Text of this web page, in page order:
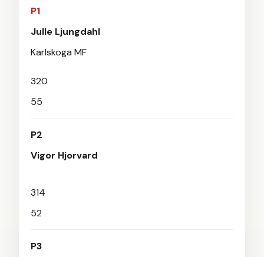
P1
Julle Ljungdahl
Karlskoga MF
320
55
P2
Vigor Hjorvard
314
52
P3